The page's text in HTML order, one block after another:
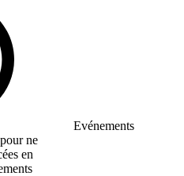
Evénements
ne
en